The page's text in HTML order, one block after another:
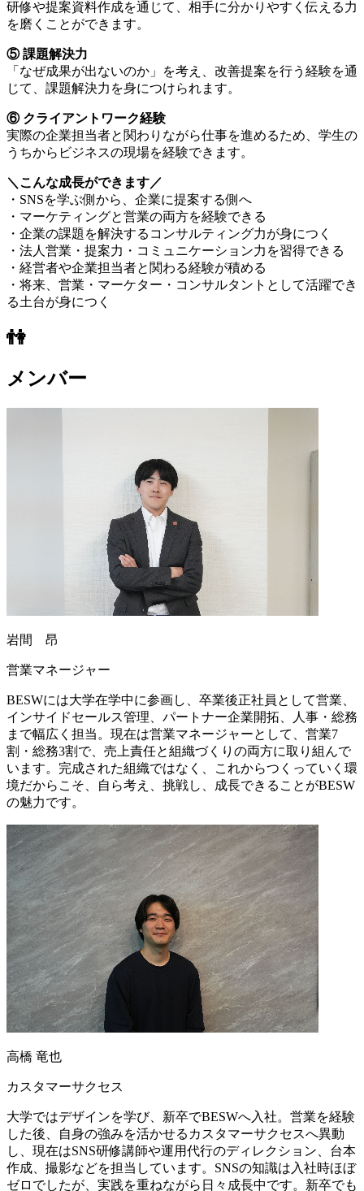
研修や提案資料作成を通じて、相手に分かりやすく伝える力
を磨くことができます。
⑤ 課題解決力
「なぜ成果が出ないのか」を考え、改善提案を行う経験を通
じて、課題解決力を身につけられます。
⑥ クライアントワーク経験
実際の企業担当者と関わりながら仕事を進めるため、学生の
うちからビジネスの現場を経験できます。
＼こんな成長ができます／
・SNSを学ぶ側から、企業に提案する側へ
・マーケティングと営業の両方を経験できる
・企業の課題を解決するコンサルティング力が身につく
・法人営業・提案力・コミュニケーション力を習得できる
・経営者や企業担当者と関わる経験が積める
・将来、営業・マーケター・コンサルタントとして活躍でき
る土台が身につく
👫
メンバー
岩間 昂
営業マネージャー
BESWには大学在学中に参画し、卒業後正社員として営業、
インサイドセールス管理、パートナー企業開拓、人事・総務
まで幅広く担当。現在は営業マネージャーとして、営業7
割・総務3割で、売上責任と組織づくりの両方に取り組んで
います。完成された組織ではなく、これからつくっていく環
境だからこそ、自ら考え、挑戦し、成長できることがBESW
の魅力です。
高橋 竜也
カスタマーサクセス
大学ではデザインを学び、新卒でBESWへ入社。営業を経験
した後、自身の強みを活かせるカスタマーサクセスへ異動
し、現在はSNS研修講師や運用代行のディレクション、台本
作成、撮影などを担当しています。SNSの知識は入社時ほぼ
ゼロでしたが、実践を重ねながら日々成長中です。新卒でも